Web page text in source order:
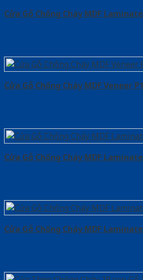
Cửa Gỗ Chống Cháy MDF Laminate
Cửa Gỗ Chống Cháy MDF Veneer
Cửa Gỗ Chống Cháy MDF
Cửa Gỗ Chống Cháy MDF